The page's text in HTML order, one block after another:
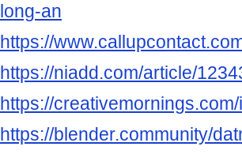
long-an
https://
https://niadd.com/article/
https://
https://blender.community/